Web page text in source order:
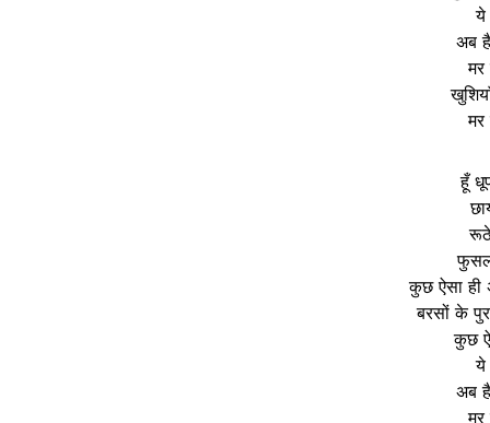
ये
अब
मर
मर
हूँ
कुछ ऐसा ही
बरसों के
कुछ
ये
अब
मर